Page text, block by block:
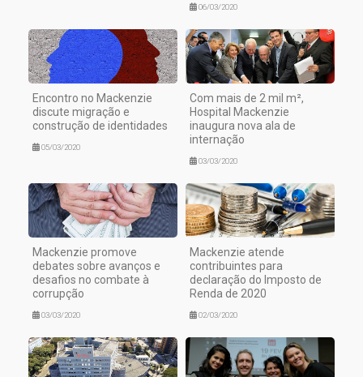
06/03/2020
Encontro no Mackenzie
discute migração e
construção de identidades
05/03/2020
Com mais de 2 mil m²,
Hospital Mackenzie
inaugura nova ala de
internação
03/03/2020
Mackenzie promove
debates sobre avanços e
desafios no combate à
corrupção
03/03/2020
Mackenzie atende
contribuintes para
declaração do Imposto de
Renda de 2020
02/03/2020